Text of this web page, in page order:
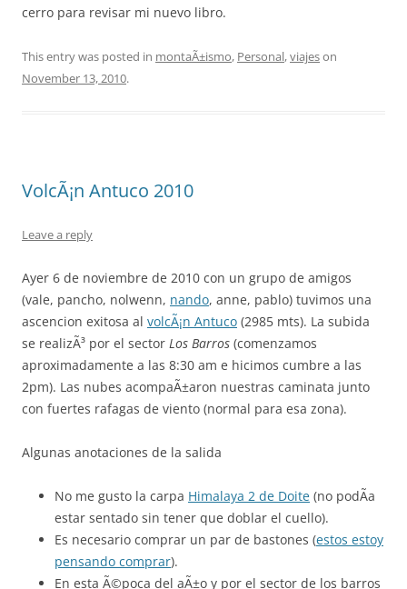
cerro para revisar mi nuevo libro.
This entry was posted in montaÃ±ismo, Personal,viajeson
November 13, 2010.
VolcÃ¡n Antuco 2010
Leave a reply
Ayer 6 de noviembre de 2010 con un grupo de amigos
(vale, pancho, nolwenn, nando, anne, pablo) tuvimos una
ascencion exitosa al volcÃ¡n Antuco (2985 mts). La subida
se realizÃ³ por el sector Los Barros (comenzamos
aproximadamente a las 8:30 am e hicimos cumbre a las
2pm). Las nubes acompaÃ±aron nuestras caminata junto
con fuertes rafagas de viento (normal para esa zona).
Algunas anotaciones de la salida
No me gusto la carpa Himalaya 2 de Doite (no podÃ­a
estar sentado sin tener que doblar el cuello).
Es necesario comprar un par de bastones (estos estoy
pensando comprar).
En esta Ã©poca del aÃ±o y por el sector de los barros